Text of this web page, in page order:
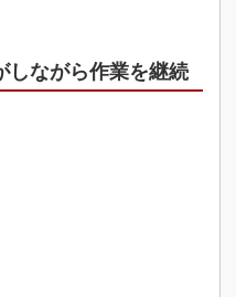
しながら作業を継続